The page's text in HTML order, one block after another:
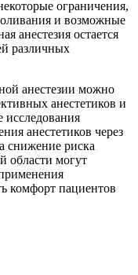
ограничения,
и возможные
анестезия остается
различных
анестезии можно
анестетиков и
анестетиков через
снижение риска
области могут
комфорт пациентов